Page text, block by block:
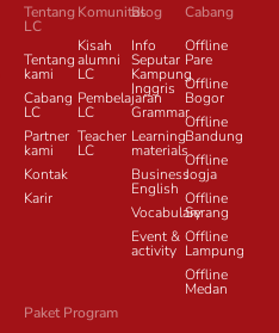
Tentang
LC
Tentang
kami
Cabang
LC
Partner
kami
Kontak
Karir
Komunitas
Kisah
alumni
LC
Pembelajaran
LC
Teacher
LC
Blog
Info
Seputar
Kampung
Inggris
Grammar
Learning
materials
Business
English
Vocabulary
Event &
activity
Cabang
Offline
Pare
Offline
Bogor
Offline
Bandung
Offline
Jogja
Offline
Serang
Offline
Lampung
Offline
Medan
Paket Program